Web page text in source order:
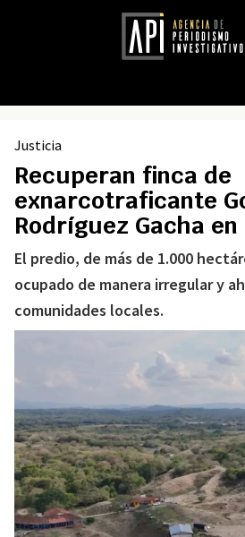
Justicia
Recuperan finca de
exnarcotraficante
Rodríguez Gacha
El predio, de más de 1.000
ocupado de manera irregular y
comunidades locales.